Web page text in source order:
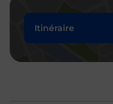
Itinéraire